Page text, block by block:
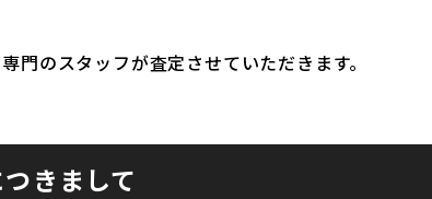
のスタッフが査定させていただきます。
きまして